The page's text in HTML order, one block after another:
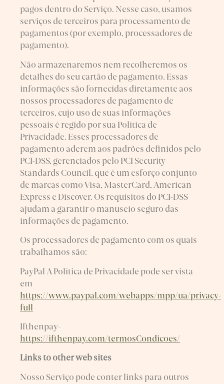
pagos dentro do Serviço. Nesse caso, usamos
serviços de terceiros para processamento de
pagamentos (por exemplo, processadores de
pagamento).
Não armazenaremos nem recolheremos os
detalhes do seu cartão de pagamento. Essas
informações são fornecidas diretamente aos
nossos processadores de pagamento de
terceiros, cujo uso de suas informações
pessoais é regido por sua Política de
Privacidade. Esses processadores de
pagamento aderem aos padrões definidos pelo
PCI-DSS, gerenciados pelo PCI Security
Standards Council, que é um esforço conjunto
de marcas como Visa, MasterCard, American
Express e Discover. Os requisitos do PCI-DSS
ajudam a garantir o manuseio seguro das
informações de pagamento.
Os processadores de pagamento com os quais
trabalhamos são:
​PayPal A Política de Privacidade pode ser vista
em
https://www.paypal.com/webapps/mpp/ua/privacy-
full
Ifthenpay-
https://ifthenpay.com/termosCondicoes/
Links to other web sites
Nosso Serviço pode conter links para outros